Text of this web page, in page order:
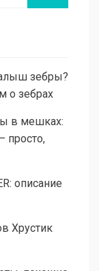
зебры?
о зебрах
в мешках:
просто,
описание
Хрустик